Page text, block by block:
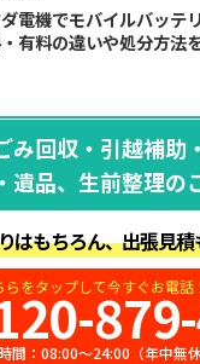
電機でモバイルバッテ
有料の違いや処分方法
み回収・引越補助・
遺品、生前整理の
はもちろん、出張見積
らをタップして今すぐお電話
間：08:00～24:00（年中無休